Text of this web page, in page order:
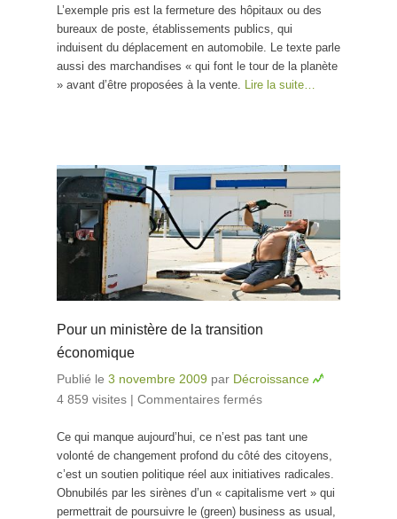
L’exemple pris est la fermeture des hôpitaux ou des
bureaux de poste, établissements publics, qui
induisent du déplacement en automobile. Le texte parle
aussi des marchandises « qui font le tour de la planète
» avant d’être proposées à la vente. Lire la suite…
Pour un ministère de la transition
économique
Publié le 3 novembre 2009 par Décroissance
4 859 visites | Commentaires fermés
transition
économique
Ce qui manque aujourd’hui, ce n’est pas tant une
volonté de changement profond du côté des citoyens,
c’est un soutien politique réel aux initiatives radicales.
Obnubilés par les sirènes d’un « capitalisme vert » qui
permettrait de poursuivre le (green) business as usual,